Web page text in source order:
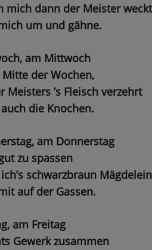
mich dann der Meister weckt
um und gähne.
am Mittwoch
der Wochen,
Meisters ’s Fleisch verzehrt
die Knochen.
am Donnerstag
zu spassen
schwarzbraun Mägdelein
auf der Gassen.
am Freitag
Gewerk zusammen